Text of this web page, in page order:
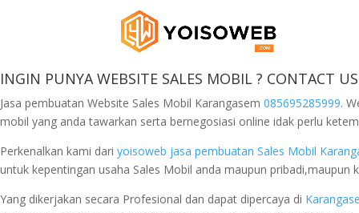
INGIN PUNYA WEBSITE SALES MOBIL ? CONTACT
Jasa pembuatan Website Sales Mobil Karangasem 085695285999.
mobil yang anda tawarkan serta bernegosiasi online idak perlu
Perkenalkan kami dari yoisoweb jasa pembuatan Sales Mobil
untuk kepentingan usaha Sales Mobil anda maupun
Yang dikerjakan secara Profesional dan dapat dipercaya di